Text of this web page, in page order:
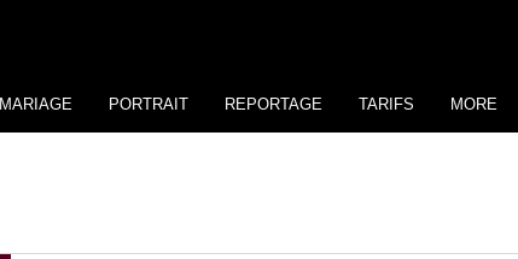
MARIAGE PORTRAIT REPORTAGE TARIFS MORE